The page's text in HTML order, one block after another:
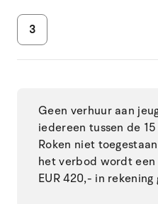
3
Geen verhuur aan
iedereen tussen de
Roken niet
het verbod wordt
EUR 420,- in